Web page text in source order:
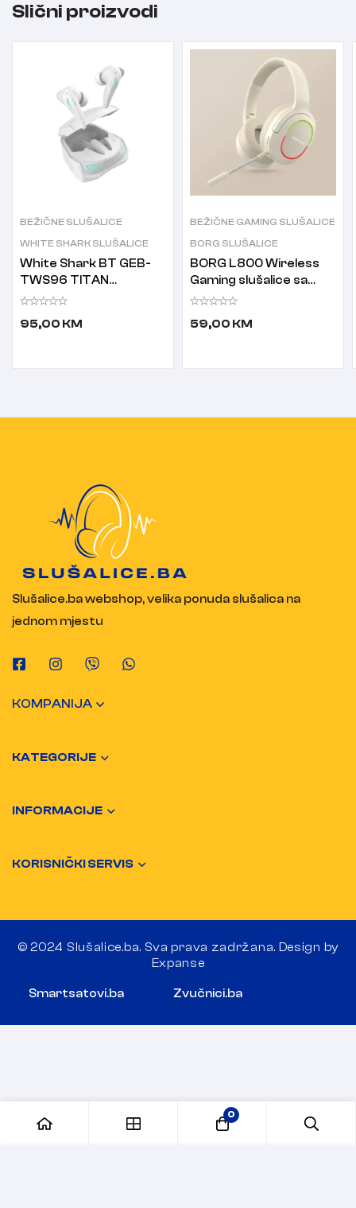
Slični proizvodi
BEŽIČNE SLUŠALICE
WHITE SHARK SLUŠALICE
White Shark BT GEB-
TWS96 TITAN
Bluetooth slušalice sa
95,00 KM
BEŽIČNE GAMING SLUŠALICE
BORG SLUŠALICE
BORG L800 Wireless
Gaming slušalice sa
mikrofonom Yellow
59,00 KM
Slušalice.ba webshop, velika ponuda slušalica na
jednom mjestu
KOMPANIJA
KATEGORIJE
INFORMACIJE
KORISNIČKI SERVIS
© 2024 Slušalice.ba. Sva prava zadržana. Design by
Expanse
Smartsatovi.ba Zvučnici.ba
0